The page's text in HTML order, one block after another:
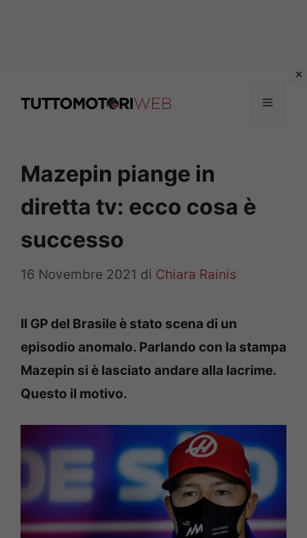
Menu
Mazepin piange in
diretta tv: ecco cosa è
successo
16 Novembre 2021 di Chiara Rainis
Il GP del Brasile è stato scena di un
episodio anomalo. Parlando con la stampa
Mazepin si è lasciato andare alla lacrime.
Questo il motivo.